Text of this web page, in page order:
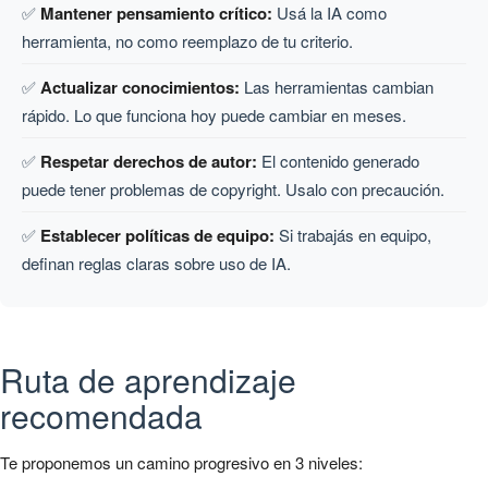
✅ Mantener pensamiento crítico: Usá la IA como
herramienta, no como reemplazo de tu criterio.
✅Actualizar conocimientos: Las herramientas cambian
rápido. Lo que funciona hoy puede cambiar en meses.
✅ Respetar derechos de autor: El contenido generado
puede tener problemas de copyright. Usalo con precaución.
✅ Establecer políticas de equipo: Si trabajás en equipo,
definan reglas claras sobre uso de IA.
Ruta de aprendizaje
recomendada
Te proponemos un camino progresivo en 3 niveles: